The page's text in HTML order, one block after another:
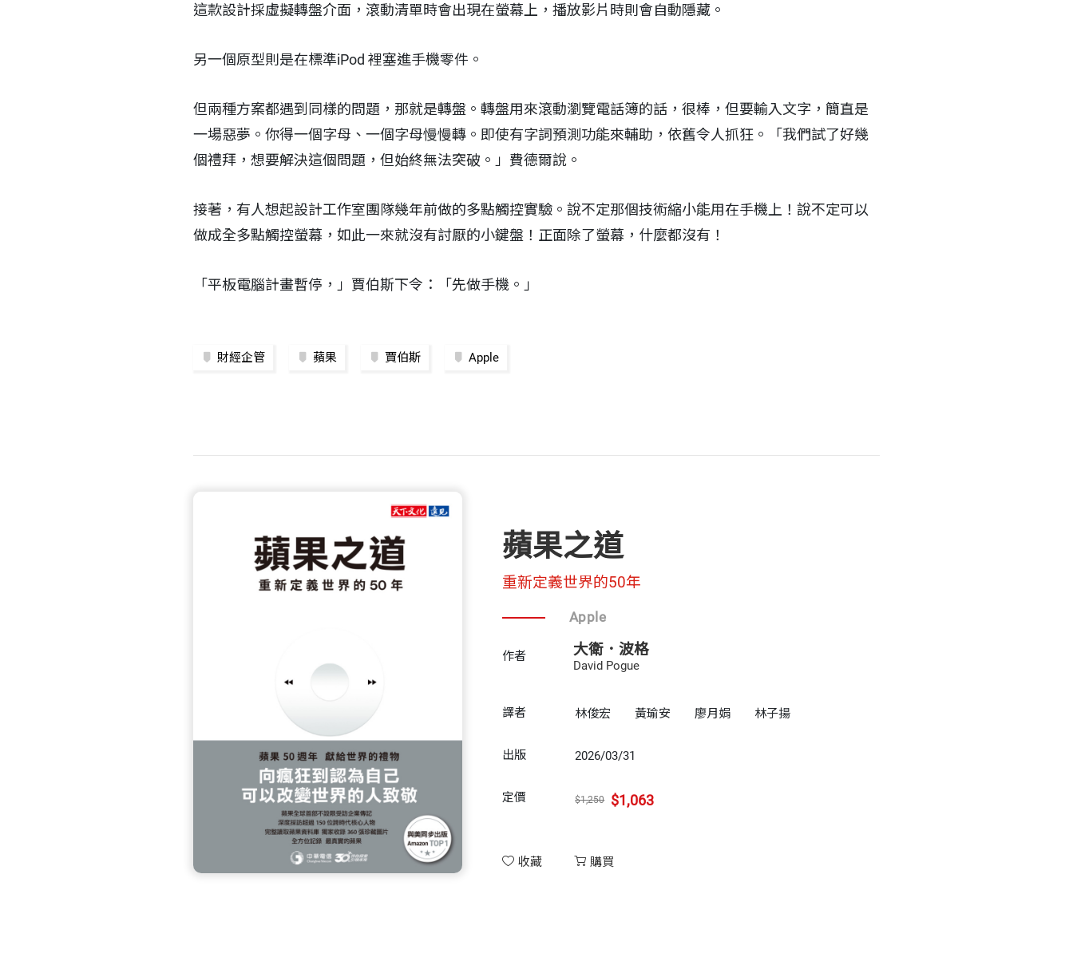
這款設計採虛擬轉盤介面，滾動清單時會出現在螢幕上，播放影片時則會自動隱藏。
另一個原型則是在標準iPod 裡塞進手機零件。
但兩種方案都遇到同樣的問題，那就是轉盤。轉盤用來滾動瀏覽電話簿的話，很棒，但要輸入文字，簡直是
一場惡夢。你得一個字母、一個字母慢慢轉。即使有字詞預測功能來輔助，依舊令人抓狂。「我們試了好幾
個禮拜，想要解決這個問題，但始終無法突破。」費德爾說。
接著，有人想起設計工作室團隊幾年前做的多點觸控實驗。說不定那個技術縮小能用在手機上！說不定可以
做成全多點觸控螢幕，如此一來就沒有討厭的小鍵盤！正面除了螢幕，什麼都沒有！
「平板電腦計畫暫停，」賈伯斯下令：「先做手機。」
財經企管 蘋果 賈伯斯 Apple
蘋果之道
重新定義世界的50年
Apple
作者 大衛．波格
David Pogue
譯者 林俊宏 黃瑜安 廖月娟 林子揚
出版 2026/03/31
定價 $1,250 $1,063
收藏 購買